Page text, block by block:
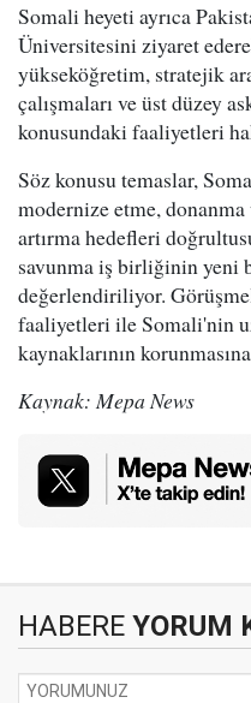
Somali heyeti ayrıca
Üniversitesini ziyaret
yükseköğretim, stratejik
çalışmaları ve üst düzey
konusundaki faaliyetleri
Söz konusu temaslar,
modernize etme,
artırma hedefleri
savunma iş birliğinin yeni
değerlendiriliyor.
faaliyetleri ile Somali'nin
kaynaklarının
Kaynak: Mepa News
HABERE YORUM